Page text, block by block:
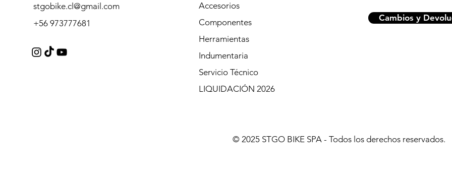
stgobike.cl@gmail.com
+56 973777681
Accesorios
Componentes
Herramientas
Indumentaria
Servicio Técnico
LIQUIDACIÓN 2026
Cambios y
© 2025 STGO BIKE SPA - Todos los derechos reservados.